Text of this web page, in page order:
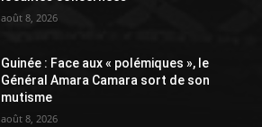
août 8, 2026
Guinée : Face aux « polémiques », le
Général Amara Camara sort de son
mutisme
août 8, 2026